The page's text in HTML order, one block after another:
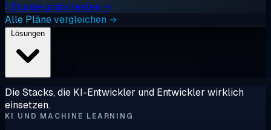
1 Stunde gratis testen →
Alle Pläne vergleichen →
Die Stacks, die KI-Entwickler und Entwickler wirklich
einsetzen.
KI UND MACHINE LEARNING